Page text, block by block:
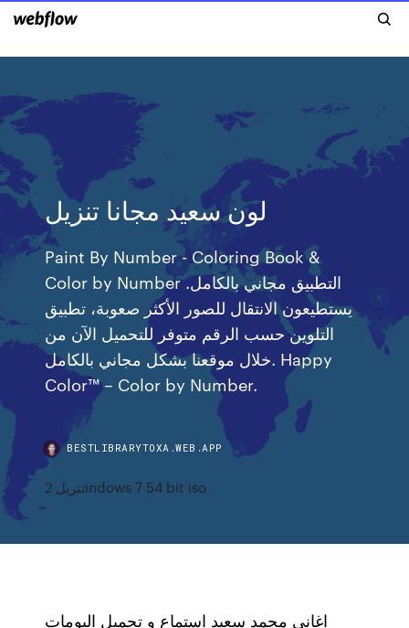
لون سعيد مجانا تنزيل
Paint By Number - Coloring Book &
Color by Number التطبيق مجاني بالكامل.
يستطيعون الانتقال للصور الأكثر صعوبة، تطبيق
التلوين حسب الرقم متوفر للتحميل الآن من
خلال موقعنا بشكل مجاني بالكامل. Happy
Color™ – Color by Number.
BESTLIBRARYTOXA.WEB.APP
تنزيل 2indows 7 54 bit iso
اغاني محمد سعيد استماع و تحميل البومات